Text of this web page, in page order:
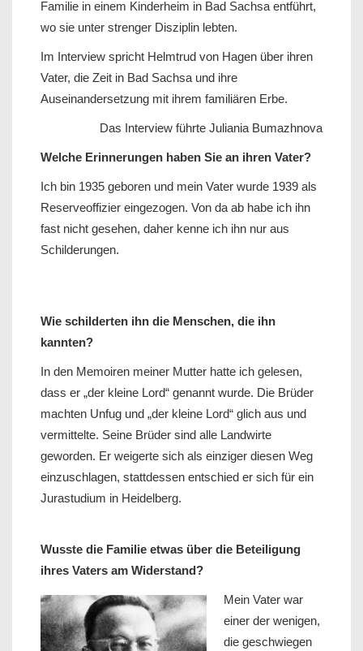
Familie in einem Kinderheim in Bad Sachsa entführt,
wo sie unter strenger Disziplin lebten.
Im Interview spricht Helmtrud von Hagen über ihren
Vater, die Zeit in Bad Sachsa und ihre
Auseinandersetzung mit ihrem familiären Erbe.
Das Interview führte Juliania Bumazhnova
Welche Erinnerungen haben Sie an ihren Vater?
Ich bin 1935 geboren und mein Vater wurde 1939 als
Reserveoffizier eingezogen. Von da ab habe ich ihn
fast nicht gesehen, daher kenne ich ihn nur aus
Schilderungen.
Wie schilderten ihn die Menschen, die ihn
kannten?
In den Memoiren meiner Mutter hatte ich gelesen,
dass er „der kleine Lord“ genannt wurde. Die Brüder
machten Unfug und „der kleine Lord“ glich aus und
vermittelte. Seine Brüder sind alle Landwirte
geworden. Er weigerte sich als einziger diesen Weg
einzuschlagen, stattdessen entschied er sich für ein
Jurastudium in Heidelberg.
Wusste die Familie etwas über die Beteiligung
ihres Vaters am Widerstand?
Mein Vater war
einer der wenigen,
die geschwiegen